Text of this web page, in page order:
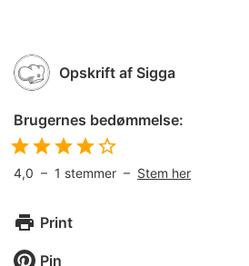
Opskrift af Sigga
Brugernes bedømmelse:
4,0 – 1 stemmer – Stem her
Print
Pin